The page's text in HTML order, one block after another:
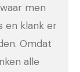
men
en klank er
Omdat
alle